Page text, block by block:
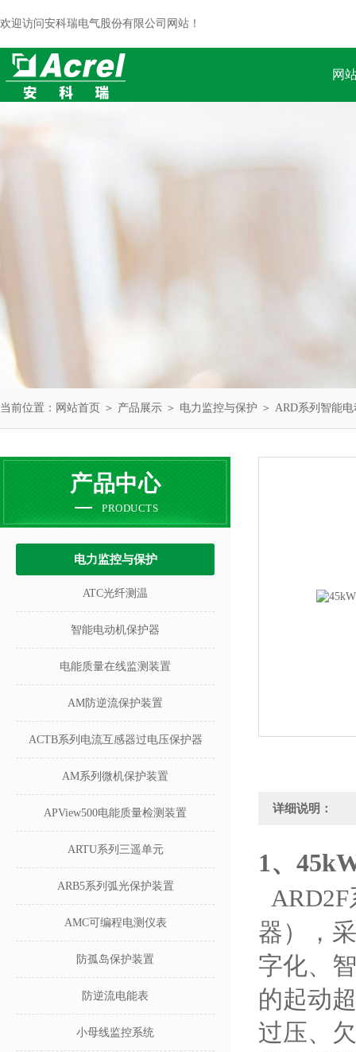
欢迎访问安科瑞电气股份有限公司网站！
网
当前位置： 网站首页 ＞ 产品展示 ＞ 电力监控与保护 ＞ ARD系列智能
产品中心
PRODUCTS
电力监控与保护
ATC光纤测温
智能电动机保护器
电能质量在线监测装置
AM防逆流保护装置
ACTB系列电流互感器过电压保护器
AM系列微机保护装置
APView500电能质量检测装置
ARTU系列三遥单元
ARB5系列弧光保护装置
AMC可编程电测仪表
防孤岛保护装置
防逆流电能表
小母线监控系统
详细说明：
1、
ARD2F
器），
字化、
的起动
过压、